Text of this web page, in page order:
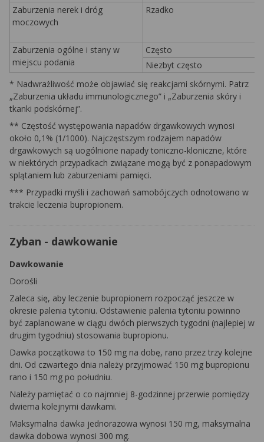
Zaburzenia nerek i dróg
moczowych
Rzadko
Zaburzenia ogólne i stany w
miejscu podania
Często
Niezbyt często
* Nadwrażliwość może objawiać się reakcjami skórnymi. Patrz
„Zaburzenia układu immunologicznego” i „Zaburzenia skóry i
tkanki podskórnej”.
** Częstość występowania napadów drgawkowych wynosi
około 0,1% (1/1000). Najczęstszym rodzajem napadów
drgawkowych są uogólnione napady toniczno-kloniczne, które
w niektórych przypadkach związane mogą być z ponapadowym
splątaniem lub zaburzeniami pamięci.
*** Przypadki myśli i zachowań samobójczych odnotowano w
trakcie leczenia bupropionem.
Zyban - dawkowanie
Dawkowanie
Dorośli
Zaleca się, aby leczenie bupropionem rozpocząć jeszcze w
okresie palenia tytoniu. Odstawienie palenia tytoniu powinno
być zaplanowane w ciągu dwóch pierwszych tygodni (najlepiej w
drugim tygodniu) stosowania bupropionu.
Dawka początkowa to 150 mg na dobę, rano przez trzy kolejne
dni. Od czwartego dnia należy przyjmować 150 mg bupropionu
rano i 150 mg po południu.
Należy pamiętać o co najmniej 8-godzinnej przerwie pomiędzy
dwiema kolejnymi dawkami.
Maksymalna dawka jednorazowa wynosi 150 mg, maksymalna
dawka dobowa wynosi 300 mg.